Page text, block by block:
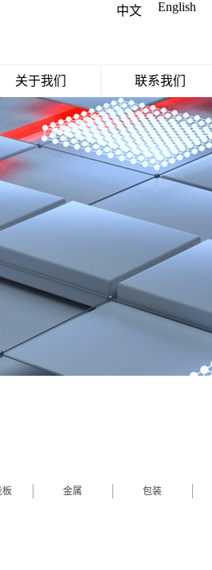
中文 English
关于我们
关于万象激光
联系我们
联系我们
板 金属 包装